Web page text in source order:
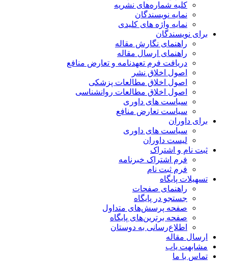
کلیه شماره‌های نشریه
نمایه نویسندگان
نمایه واژه های کلیدی
برای نویسندگان
راهنمای نگارش مقاله
راهنمای ارسال مقاله
دریافت فرم تعهدنامه و تعارض منافع
اصول اخلاق نشر
اصول اخلاق مطالعات پزشکی
اصول اخلاق مطالعات روانشناسی
سیاست های داوری
سیاست تعارض منافع
برای داوران
سیاست های داوری
لیست داوران
ثبت نام و اشتراک
فرم اشتراک خبرنامه
فرم ثبت نام
تسهیلات پایگاه
راهنمای صفحات
جستجو در پایگاه
صفحه پرسش‌های متداول
صفحه برترین‌های پایگاه
اطلاع‌رسانی به دوستان
ارسال مقاله
مشابهت یاب
تماس با ما